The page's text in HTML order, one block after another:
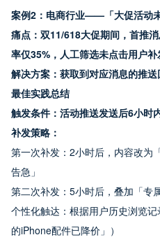
案例2：电商行业——「大促活动
痛点：双11/618大促期间，首推
率仅35%，人工筛选未点击用户
解决方案：获取到对应消息的推
最佳实践总结
触发条件：活动推送发送后6小时
补发策略：
第一次补发：2小时后，内容改为
告急」
第二次补发：5小时后，叠加「专
个性化触达：根据用户历史浏览
的iPhone配件已降价」）